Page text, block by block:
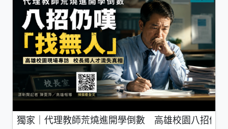
獨家｜代理教師荒燒進開學倒數 高雄校園八招仍